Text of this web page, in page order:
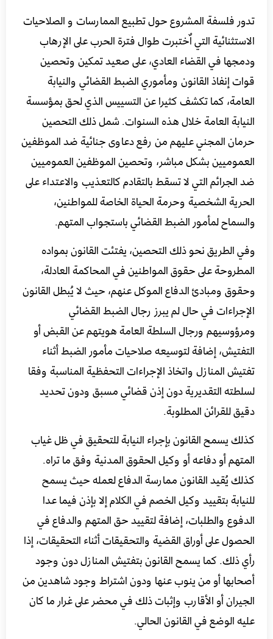
تدور فلسفة المشروع حول تطبيع الممارسات و الصلاحيات
الاستثنائية التي اٌختبرت طوال فترة الحرب على الإرهاب
ودمجها في القضاء العادي، على صعيد تمكين وتحصين
قوات إنفاذ القانون ومأموري الضبط القضائي والنيابة
العامة، كما تكشف كثيرا عن التسييس الذي لحق بمؤسسة
النيابة العامة خلال هذه السنوات. شمل ذلك التحصين
حرمان المجني عليهم من رفع دعاوى جنائية ضد الموظفين
العموميين بشكل مباشر، وتحصين الموظفين العموميين
ضد الجرائم التي لا تسقط بالتقادم كالتعذيب والاعتداء على
الحرية الشخصية وحرمة الحياة الخاصة للمواطنين،
والسماح لمأمور الضبط القضائي باستجواب المتهم.
وفي الطريق نحو ذلك التحصين، يفتئت القانون بمواده
المطروحة على حقوق المواطنين في المحاكمة العادلة،
وحقوق ومبادئ الدفاع الموكل عنهم، حيث لا يُبطل القانون
الإجراءات في حال لم يبرز رجال الضبط القضائي
ومرؤوسيهم ورجال السلطة العامة هويتهم عن القبض أو
التفتيش،إضافة لتوسيعه صلاحيات مأمور الضبط أثناء
تفتيش المنازل واتخاذ الإجراءات التحفظية المناسبة وفقا
لسلطته التقديرية دون إذن قضائي مسبق ودون تحديد
دقيق للقرائن المطلوبة.
كذلك يسمح القانون بإجراء النيابة للتحقيق في ظل غياب
المتهم أو دفاعه أو وكيل الحقوق المدنية وفق ما تراه.
كذلك يُقيد القانون ممارسة الدفاع لعمله حيث يسمح
للنيابة بتقييد وكيل الخصم في الكلام إلا بإذن فيما عدا
الدفوع والطلبات،إضافة لتقييد حق المتهم والدفاع في
الحصول على أوراق القضية والتحقيقات أثناء التحقيقات، إذا
رأي ذلك.كما يسمح القانون بتفتيش المنازل دون وجود
أصحابها أو من ينوب عنها ودون اشتراط وجود شاهدين من
الجيران أو الأقارب وإثبات ذلك في محضر على غرار ما كان
عليه الوضع في القانون الحالي.